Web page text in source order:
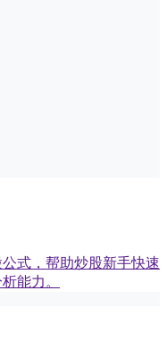
式，帮助炒股新手快速
能力。